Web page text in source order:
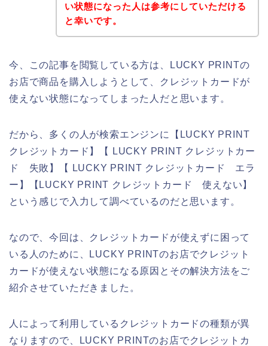
い状態になった人は参考にしていただける
と幸いです。
今、この記事を閲覧している方は、LUCKY PRINTの
お店で商品を購入しようとして、クレジットカードが
使えない状態になってしまった人だと思います。
だから、多くの人が検索エンジンに【LUCKY PRINT
クレジットカード】【 LUCKY PRINT クレジットカー
ド 失敗】【 LUCKY PRINT クレジットカード エラ
ー】【LUCKY PRINT クレジットカード 使えない】
という感じで入力して調べているのだと思います。
なので、今回は、クレジットカードが使えずに困って
いる人のために、LUCKY PRINTのお店でクレジット
カードが使えない状態になる原因とその解決方法をご
紹介させていただきました。
人によって利用しているクレジットカードの種類が異
なりますので、LUCKY PRINTのお店でクレジットカ